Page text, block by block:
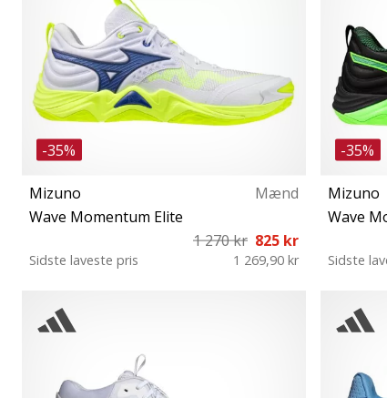
-35%
Mizuno
Mænd
Wave Momentum Elite
1 270 kr 825 kr
Sidste laveste pris 1 269,90 kr
-35%
Mizuno
Wave
Sidste